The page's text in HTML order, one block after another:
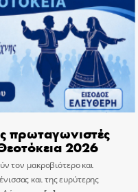
πρωταγωνιστές
2026
τον μακροβιότερο και
και της ευρύτερης